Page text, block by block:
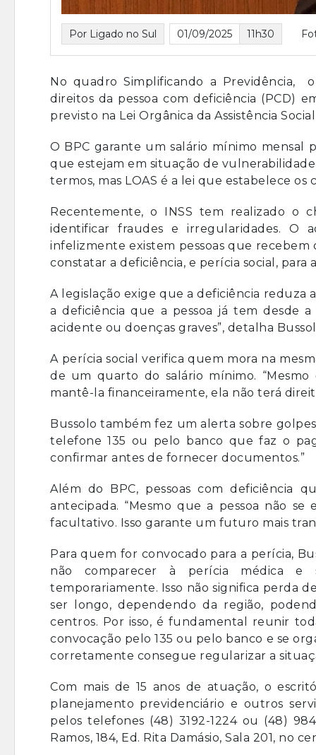
Por Ligado no Sul 01/09/2025 11h30
No quadro Simplificando a Previdência,
direitos da pessoa com deficiência (PCD)
previsto na Lei Orgânica da Assistência Social
O BPC garante um salário mínimo mensal
que estejam em situação de
termos, mas LOAS é a lei que estabelece
Recentemente, o INSS tem realizado o
identificar fraudes e irregularidades. O
infelizmente existem pessoas que
constatar a deficiência, e perícia social, para
A legislação exige que a deficiência reduza
a deficiência que a pessoa já tem desde
acidente ou doenças graves”, detalha
A perícia social verifica quem mora na
de um quarto do salário mínimo.
mantê-la financeiramente, ela não terá
Bussolo também fez um alerta sobre
telefone 135 ou pelo banco que faz o
confirmar antes de fornecer documentos.”
Além do BPC, pessoas com deficiência
antecipada. “Mesmo que a pessoa não
facultativo. Isso garante um futuro mais
Para quem for convocado para a perícia,
não comparecer à perícia médica e
temporariamente. Isso não significa perda
ser longo, dependendo da região,
centros. Por isso, é fundamental reunir
convocação pelo 135 ou pelo banco e se
corretamente consegue regularizar a
Com mais de 15 anos de atuação, o
planejamento previdenciário e outros
pelos telefones (48) 3192-1224 ou (48)
Ramos, 184, Ed. Rita Damásio, Sala 201, no